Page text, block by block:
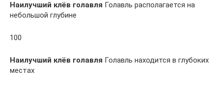
Наилучший клёв голавля Голавль располагается на
небольшой глубине
100
Наилучший клёв голавля Голавль находится в глубоких
местах